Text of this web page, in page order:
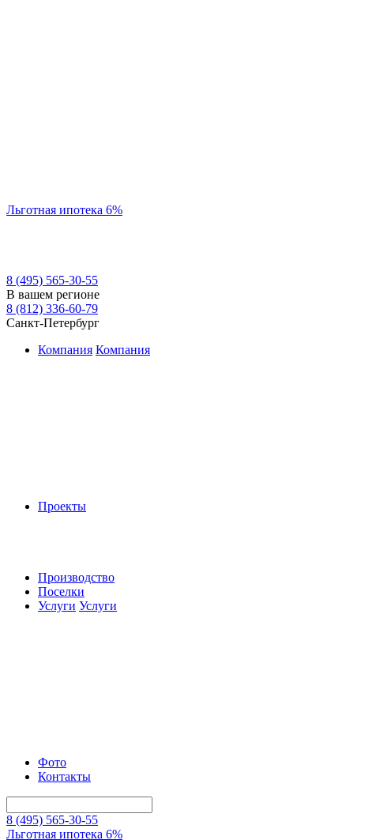
Льготная ипотека 6%
8 (495) 565-30-55
В вашем регионе
8 (812) 336-60-79
Санкт-Петербург
Компания Компания
Проекты
Производство
Поселки
Услуги Услуги
Фото
Контакты
8 (495) 565-30-55
Льготная ипотека 6%